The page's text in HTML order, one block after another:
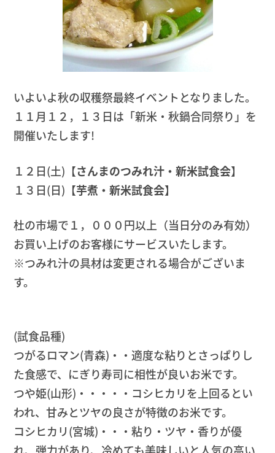
いよいよ秋の収穫祭最終イベントとなりました。
１１月１２，１３日は「新米・秋鍋合同祭り」を
開催いたします!
１２日(土)【さんまのつみれ汁・新米試食会】
１３日(日)【芋煮・新米試食会】
杜の市場で１，０００円以上（当日分のみ有効）
お買い上げのお客様にサービスいたします。
※つみれ汁の具材は変更される場合がございま
す。
(試食品種)
つがるロマン(青森)・・適度な粘りとさっぱりし
た食感で、にぎり寿司に相性が良いお米です。
つや姫(山形)・・・・・コシヒカリを上回るとい
われ、甘みとツヤの良さが特徴のお米です。
コシヒカリ(宮城)・・・粘り・ツヤ・香りが優